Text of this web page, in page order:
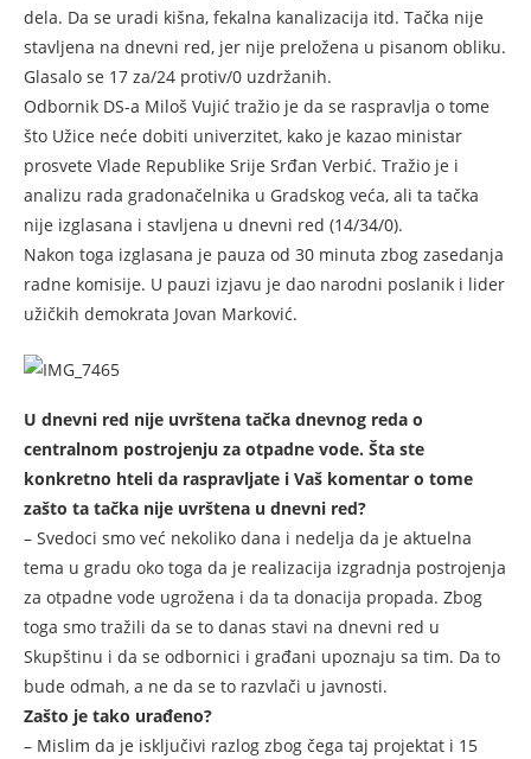
dela. Da se uradi kišna, fekalna kanalizacija itd. Tačka nije
stavljena na dnevni red, jer nije preložena u pisanom obliku.
Glasalo se 17 za/24 protiv/0 uzdržanih.
Odbornik DS-a Miloš Vujić tražio je da se raspravlja o tome
što Užice neće dobiti univerzitet, kako je kazao ministar
prosvete Vlade Republike Srije Srđan Verbić. Tražio je i
analizu rada gradonačelnika u Gradskog veća, ali ta tačka
nije izglasana i stavljena u dnevni red (14/34/0).
Nakon toga izglasana je pauza od 30 minuta zbog zasedanja
radne komisije. U pauzi izjavu je dao narodni poslanik i lider
užičkih demokrata Jovan Marković.
U dnevni red nije uvrštena tačka dnevnog reda o
centralnom postrojenju za otpadne vode. Šta ste
konkretno hteli da raspravljate i Vaš komentar o tome
zašto ta tačka nije uvrštena u dnevni red?
– Svedoci smo već nekoliko dana i nedelja da je aktuelna
tema u gradu oko toga da je realizacija izgradnja postrojenja
za otpadne vode ugrožena i da ta donacija propada. Zbog
toga smo tražili da se to danas stavi na dnevni red u
Skupštinu i da se odbornici i građani upoznaju sa tim. Da to
bude odmah, a ne da se to razvlači u javnosti.
Zašto je tako urađeno?
– Mislim da je isključivi razlog zbog čega taj projektat i 15